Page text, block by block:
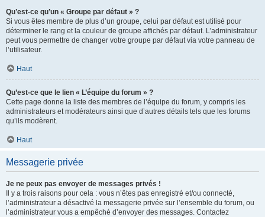
Qu’est-ce qu’un « Groupe par défaut » ?
Si vous êtes membre de plus d’un groupe, celui par défaut est utilisé pour
déterminer le rang et la couleur de groupe affichés par défaut. L’administrateur
peut vous permettre de changer votre groupe par défaut via votre panneau de
l’utilisateur.
Haut
Qu’est-ce que le lien « L’équipe du forum » ?
Cette page donne la liste des membres de l’équipe du forum, y compris les
administrateurs et modérateurs ainsi que d’autres détails tels que les forums
qu’ils modèrent.
Haut
Messagerie privée
Je ne peux pas envoyer de messages privés !
Il y a trois raisons pour cela : vous n’êtes pas enregistré et/ou connecté,
l’administrateur a désactivé la messagerie privée sur l’ensemble du forum, ou
l’administrateur vous a empêché d’envoyer des messages. Contactez